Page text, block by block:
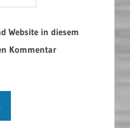
Website in diesem
Kommentar